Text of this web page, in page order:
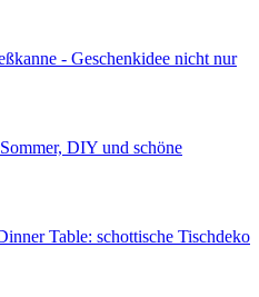
- Geschenkidee nicht nur
DIY und schöne
Table: schottische Tischdeko